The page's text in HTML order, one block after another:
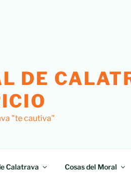
DE
"te cautiva"
Calatrava Cosas del Moral